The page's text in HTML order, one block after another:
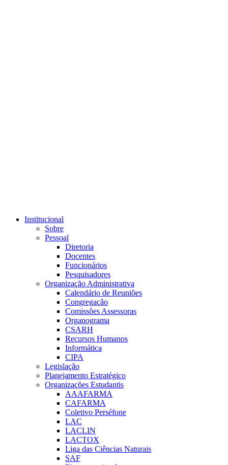
Institucional
Sobre
Pessoal
Diretoria
Docentes
Funcionários
Pesquisadores
Organização Administrativa
Calendário de Reuniões
Congregação
Comissões Assessoras
Organograma
CSARH
Recursos Humanos
Informática
CIPA
Legislação
Planejamento Estratégico
Organizações Estudantis
AAAFARMA
CAFARMA
Coletivo Perséfone
LAC
LACLIN
LACTOX
Liga das Ciências Naturais
SAF